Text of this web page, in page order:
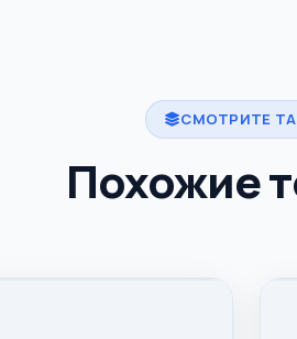
СМОТРИТЕ
Похожие